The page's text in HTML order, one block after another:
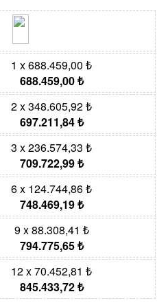
1 x 688.459,00 ₺
688.459,00 ₺
2 x 348.605,92 ₺
697.211,84 ₺
3 x 236.574,33 ₺
709.722,99 ₺
6 x 124.744,86 ₺
748.469,19 ₺
9 x 88.308,41 ₺
794.775,65 ₺
12 x 70.452,81 ₺
845.433,72 ₺